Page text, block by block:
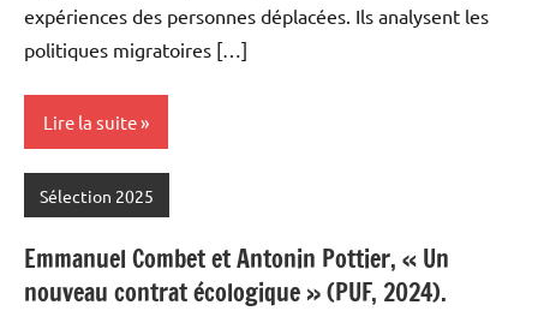
expériences des personnes déplacées. Ils analysent les
politiques migratoires […]
Lire la suite
Sélection 2025
Emmanuel Combet et Antonin Pottier, « Un
nouveau contrat écologique » (PUF, 2024).